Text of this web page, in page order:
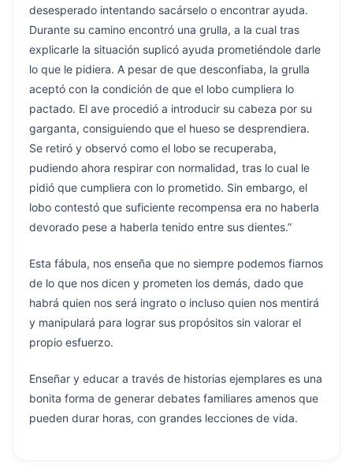
desesperado intentando sacárselo o encontrar ayuda.
Durante su camino encontró una grulla, a la cual tras
explicarle la situación suplicó ayuda prometiéndole darle
lo que le pidiera. A pesar de que desconfiaba, la grulla
aceptó con la condición de que el lobo cumpliera lo
pactado. El ave procedió a introducir su cabeza por su
garganta, consiguiendo que el hueso se desprendiera.
Se retiró y observó como el lobo se recuperaba,
pudiendo ahora respirar con normalidad, tras lo cual le
pidió que cumpliera con lo prometido. Sin embargo, el
lobo contestó que suficiente recompensa era no haberla
devorado pese a haberla tenido entre sus dientes.”
Esta fábula, nos enseña que no siempre podemos fiarnos
de lo que nos dicen y prometen los demás, dado que
habrá quien nos será ingrato o incluso quien nos mentirá
y manipulará para lograr sus propósitos sin valorar el
propio esfuerzo.
Enseñar y educar a través de historias ejemplares es una
bonita forma de generar debates familiares amenos que
pueden durar horas, con grandes lecciones de vida.